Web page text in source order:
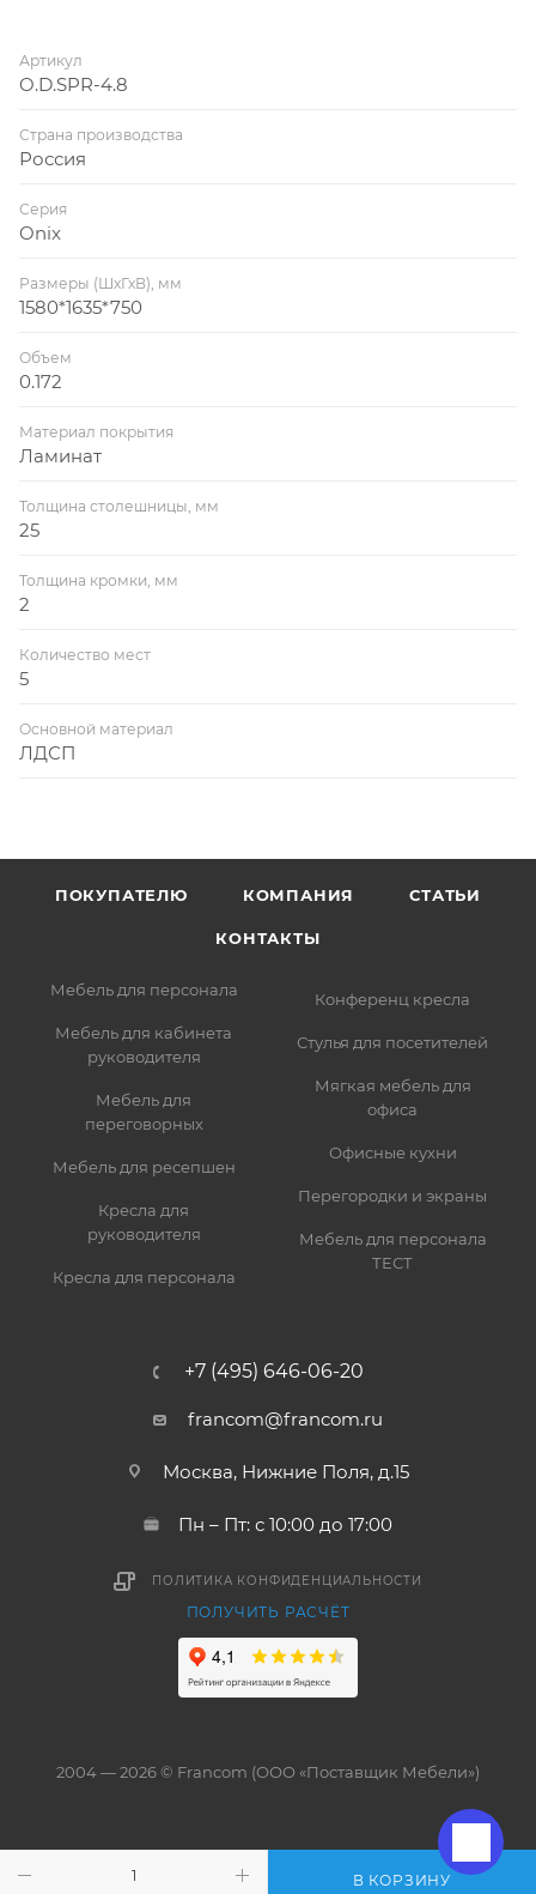
В КОРЗИНУ
Артикул
O.D.SPR-4.8
Страна производства
Россия
Серия
Onix
Размеры (ШхГхВ), мм
1580*1635*750
Объем
0.172
Материал покрытия
Ламинат
Толщина столешницы, мм
25
Толщина кромки, мм
2
Количество мест
5
Основной материал
ЛДСП
ПОКУПАТЕЛЮ КОМПАНИЯ СТАТЬИ
КОНТАКТЫ
Мебель для персонала
Мебель для кабинета
руководителя
Мебель для
переговорных
Мебель для ресепшен
Кресла для
руководителя
Кресла для персонала
Конференц кресла
Стулья для посетителей
Мягкая мебель для
офиса
Офисные кухни
Перегородки и экраны
Мебель для персонала
ТЕСТ
+7 (495) 646-06-20
francom@francom.ru
Москва, Нижние Поля, д.15
Пн – Пт: с 10:00 до 17:00
ПОЛИТИКА КОНФИДЕНЦИАЛЬНОСТИ
ПОЛУЧИТЬ РАСЧЁТ
2004 — 2026 © Francom (ООО «Поставщик Мебели»)